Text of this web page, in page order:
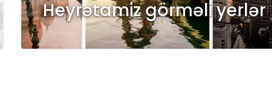
Heyrətamiz görməli yerlər